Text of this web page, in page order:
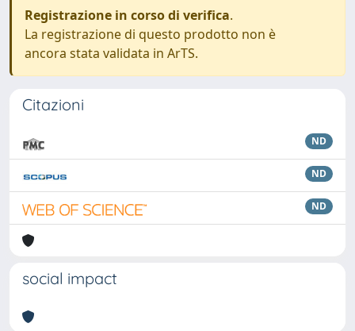
Registrazione in corso di verifica.
La registrazione di questo prodotto non è
ancora stata validata in ArTS.
Citazioni
ND
ND
ND
social impact